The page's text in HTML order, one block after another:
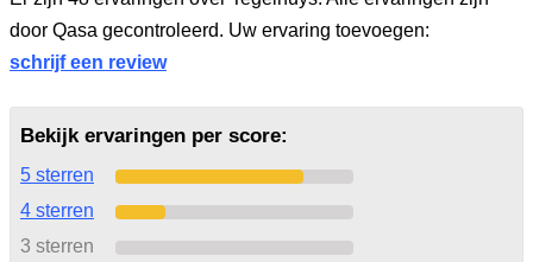
door Qasa gecontroleerd. Uw ervaring toevoegen:
schrijf een review
Bekijk ervaringen per score:
5 sterren
4 sterren
3 sterren